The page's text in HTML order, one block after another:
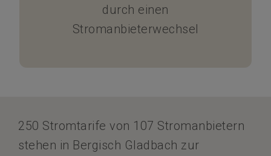
durch einen
Stromanbieterwechsel
250 Stromtarife von 107 Stromanbietern
stehen in Bergisch Gladbach zur